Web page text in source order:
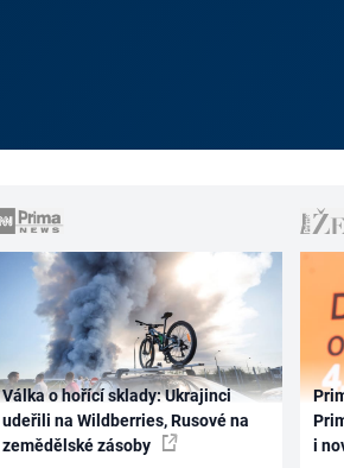
Válka o hořící sklady: Ukrajinci
udeřili na Wildberries, Rusové na
zemědělské zásoby
i